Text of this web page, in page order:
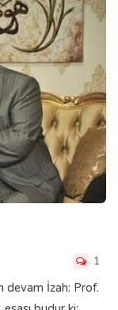
1
devam İzah: Prof.